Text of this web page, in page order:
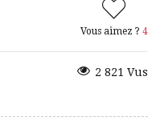
Vous aimez ? 4
2 821 Vus